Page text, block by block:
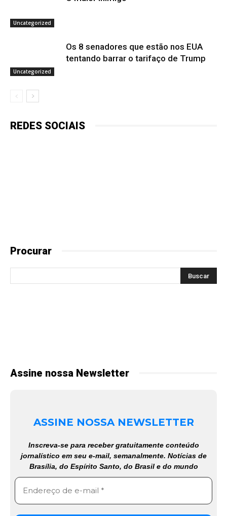
Uncategorized
Uncategorized
Os 8 senadores que estão nos EUA
tentando barrar o tarifaço de Trump
REDES SOCIAIS
Procurar
Assine nossa Newsletter
ASSINE NOSSA NEWSLETTER
Inscreva-se para receber gratuitamente conteúdo
jornalístico em seu e-mail, semanalmente. Notícias de
Brasília, do Espírito Santo, do Brasil e do mundo